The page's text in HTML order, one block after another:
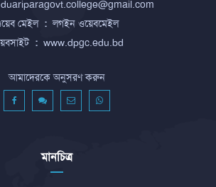
duariparagovt.college@gmail.com
মেইল : লগইন ওয়েবমেইল
: www.dpgc.edu.bd
আমাদেরকে অনুসরণ করুন
মানচিত্র